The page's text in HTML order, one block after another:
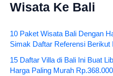
Wisata Ke Bali
10 Paket Wisata Bali Dengan
Simak Daftar Referensi Berikut
15 Daftar Villa di Bali Ini Buat
Harga Paling Murah Rp.368.000